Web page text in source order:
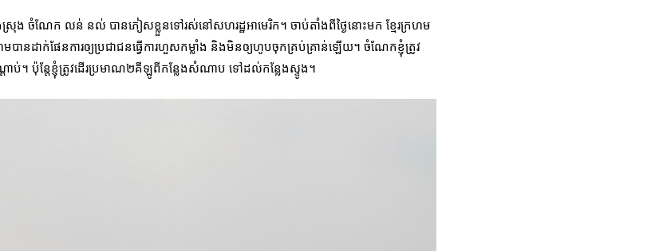
ង ចំណែក លន់ នល់ បានភៀសខ្លួនទៅរស់នៅសហរដ្ឋអាមេរិក។ ចាប់តាំងពីថ្ងៃនោះមក ខ្មែរក្រហម
ានដាក់ផែនការឲ្យប្រជាជនធ្វើការហួសកម្លាំង និងមិនឲ្យហូបចុកគ្រប់គ្រាន់ឡើយ។ ចំណែកខ្ញុំត្រូវ
ប់។ ប៉ុន្តែខ្ញុំត្រូវដើរប្រមាណ២គីឡូពីកន្លែងសំណាប ទៅដល់កន្លែងស្ទូង។